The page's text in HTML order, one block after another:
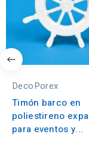
DecoPorex
Timón barco en
poliestireno
para eventos y...